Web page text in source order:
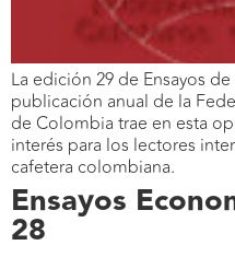
La edición 29 de Ensayos
publicación anual de la
de Colombia trae en esta
interés para los lectores
cafetera colombiana.
Ensayos
28